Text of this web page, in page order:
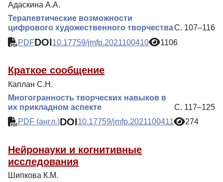
Адаскина А.А.
Терапевтические возможности
цифрового художественного творчестваС. 107–116
PDFDOI10.17759/jmfp.2021100410 1106
Краткое сообщение
Каплан С.Н.
Многогранность творческих навыков в
их прикладном аспекте
С. 117–125
PDF (англ.)DOI10.17759/jmfp.2021100411 274
Нейронауки и когнитивные
исследования
Шипкова К.М.